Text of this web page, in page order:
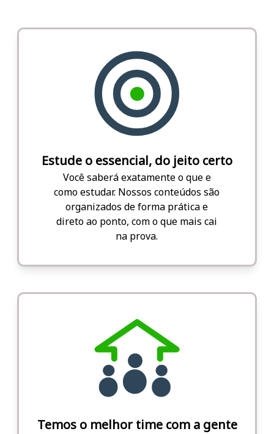
Estude o essencial, do jeito certo
Você saberá exatamente o que e
como estudar. Nossos conteúdos são
organizados de forma prática e
direto ao ponto, com o que mais cai
na prova.
Temos o melhor time com a gente